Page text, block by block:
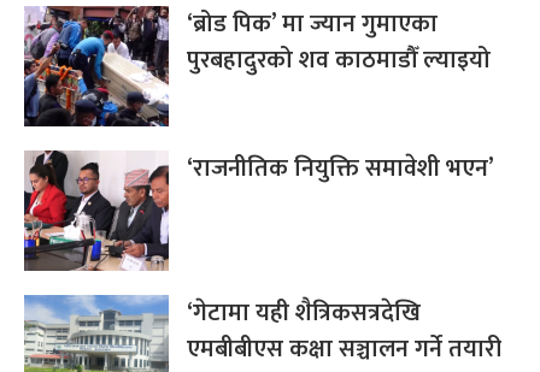
‘ब्रोड पिक’ मा ज्यान गुमाएका
पुरबहादुरको शव काठमाडौँ ल्याइयो
‘राजनीतिक नियुक्ति समावेशी भएन’
‘गेटामा यही शैत्रिकसत्रदेखि
एमबीबीएस कक्षा सञ्चालन गर्ने तयारी